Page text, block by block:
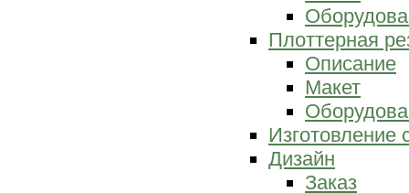
Плоттерная
Описание
Макет
Изготовление
Дизайн
Заказ